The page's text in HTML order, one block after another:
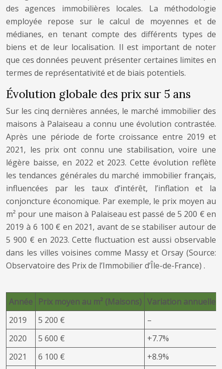
des agences immobilières locales. La méthodologie
employée repose sur le calcul de moyennes et de
médianes, en tenant compte des différents types de
biens et de leur localisation. Il est important de noter
que ces données peuvent présenter certaines limites en
termes de représentativité et de biais potentiels.
Évolution globale des prix sur 5 ans
Sur les cinq dernières années, le marché immobilier des
maisons à Palaiseau a connu une évolution contrastée.
Après une période de forte croissance entre 2019 et
2021, les prix ont connu une stabilisation, voire une
légère baisse, en 2022 et 2023. Cette évolution reflète
les tendances générales du marché immobilier français,
influencées par les taux d’intérêt, l’inflation et la
conjoncture économique. Par exemple, le prix moyen au
m² pour une maison à Palaiseau est passé de 5 200 € en
2019 à 6 100 € en 2021, avant de se stabiliser autour de
5 900 € en 2023. Cette fluctuation est aussi observable
dans les villes voisines comme Massy et Orsay (Source:
Observatoire des Prix de l’Immobilier d’Île-de-France) .
Année Prix moyen au m² (Maisons) Variation annuelle
2019
5 200 €
–
2020
5 600 €
+7.7%
2021
6 100 €
+8.9%